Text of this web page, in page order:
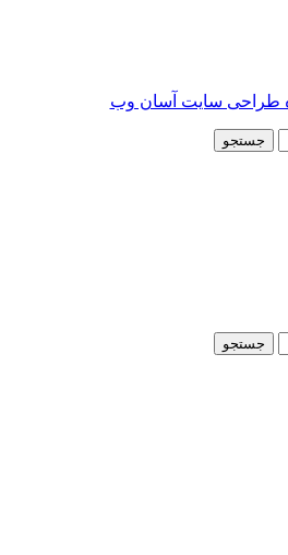
طراحی سایت آسان وب
جستجو
جستجو